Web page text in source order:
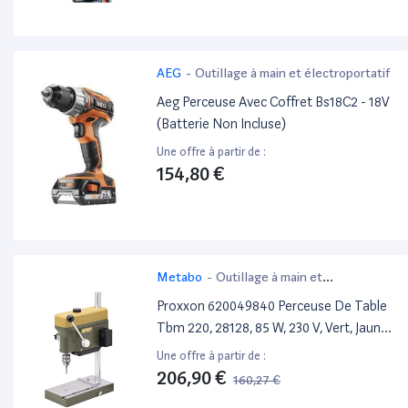
AEG - Outillage à main et électroportatif
Aeg Perceuse Avec Coffret Bs18C2 - 18V
(Batterie Non Incluse)
Une offre à partir de :
154,80 €
Metabo - Outillage à main et
électroportatif
Proxxon 620049840 Perceuse De Table
Tbm 220, 28128, 85 W, 230 V, Vert, Jaune,
Size
Une offre à partir de :
206,90 € 160,27 €